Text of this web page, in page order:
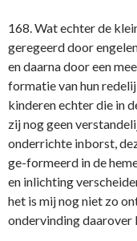
168. Wat echter de
geregeerd door
en daarna door een
formatie van hun
kinderen echter die in
zij nog geen
onderrichte inborst,
ge-formeerd in de
en inlichting
het is mij nog niet zo
ondervinding daarover